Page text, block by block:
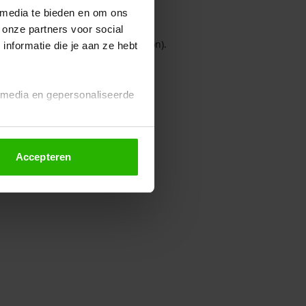
te bieden en om ons
partners voor social
die je aan ze hebt
en gepersonaliseerde
altijd wijzigen of
Accepteren
console for more information).